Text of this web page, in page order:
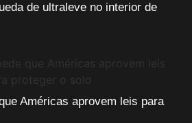
de ultraleve no interior de
Américas aprovem leis para